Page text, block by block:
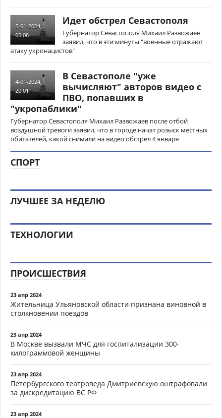
5-01-2024,
05:08
Идет обстрел Севастополя
Губернатор Севастополя Михаил Развожаев
заявил, что в эти минуты "военные отражают
атаку укронацистов"
4-01-2024,
20:01
В Севастополе "уже
вычисляют" авторов видео с
ПВО, попавших в
"укропаблики"
Губернатор Севастополя Михаил Развожаев после отбой
воздушной тревоги заявил, что в городе начат розыск местных
обитателей, какой снимали на видео обстрел 4 января
СПОРТ
ЛУЧШЕЕ ЗА НЕДЕЛЮ
ТЕХНОЛОГИИ
ПРОИСШЕСТВИЯ
23 апр 2024
Жительница Ульяновской области признана виновной в
столкновении поездов
23 апр 2024
В Москве вызвали МЧС для госпитализации 300-
килограммовой женщины
23 апр 2024
Петербургского театроведа Дмитриевскую оштрафовали
за дискредитацию ВС РФ
23 апр 2024